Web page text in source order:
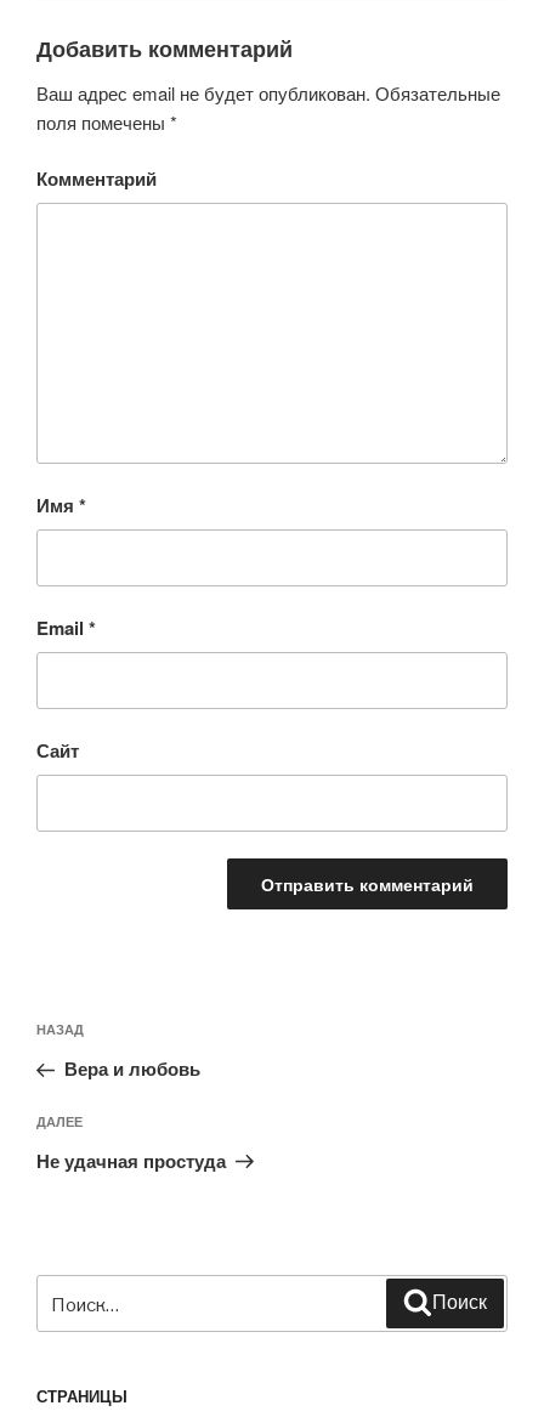
Добавить комментарий
Ваш адрес email не будет опубликован. Обязательные
поля помечены *
Комментарий
Имя *
Email *
Сайт
по
записям
Предыдущая
запись:
НАЗАД
Вера и любовь
Следующая
запись
ДАЛЕЕ
Не удачная простуда
Поиск
СТРАНИЦЫ